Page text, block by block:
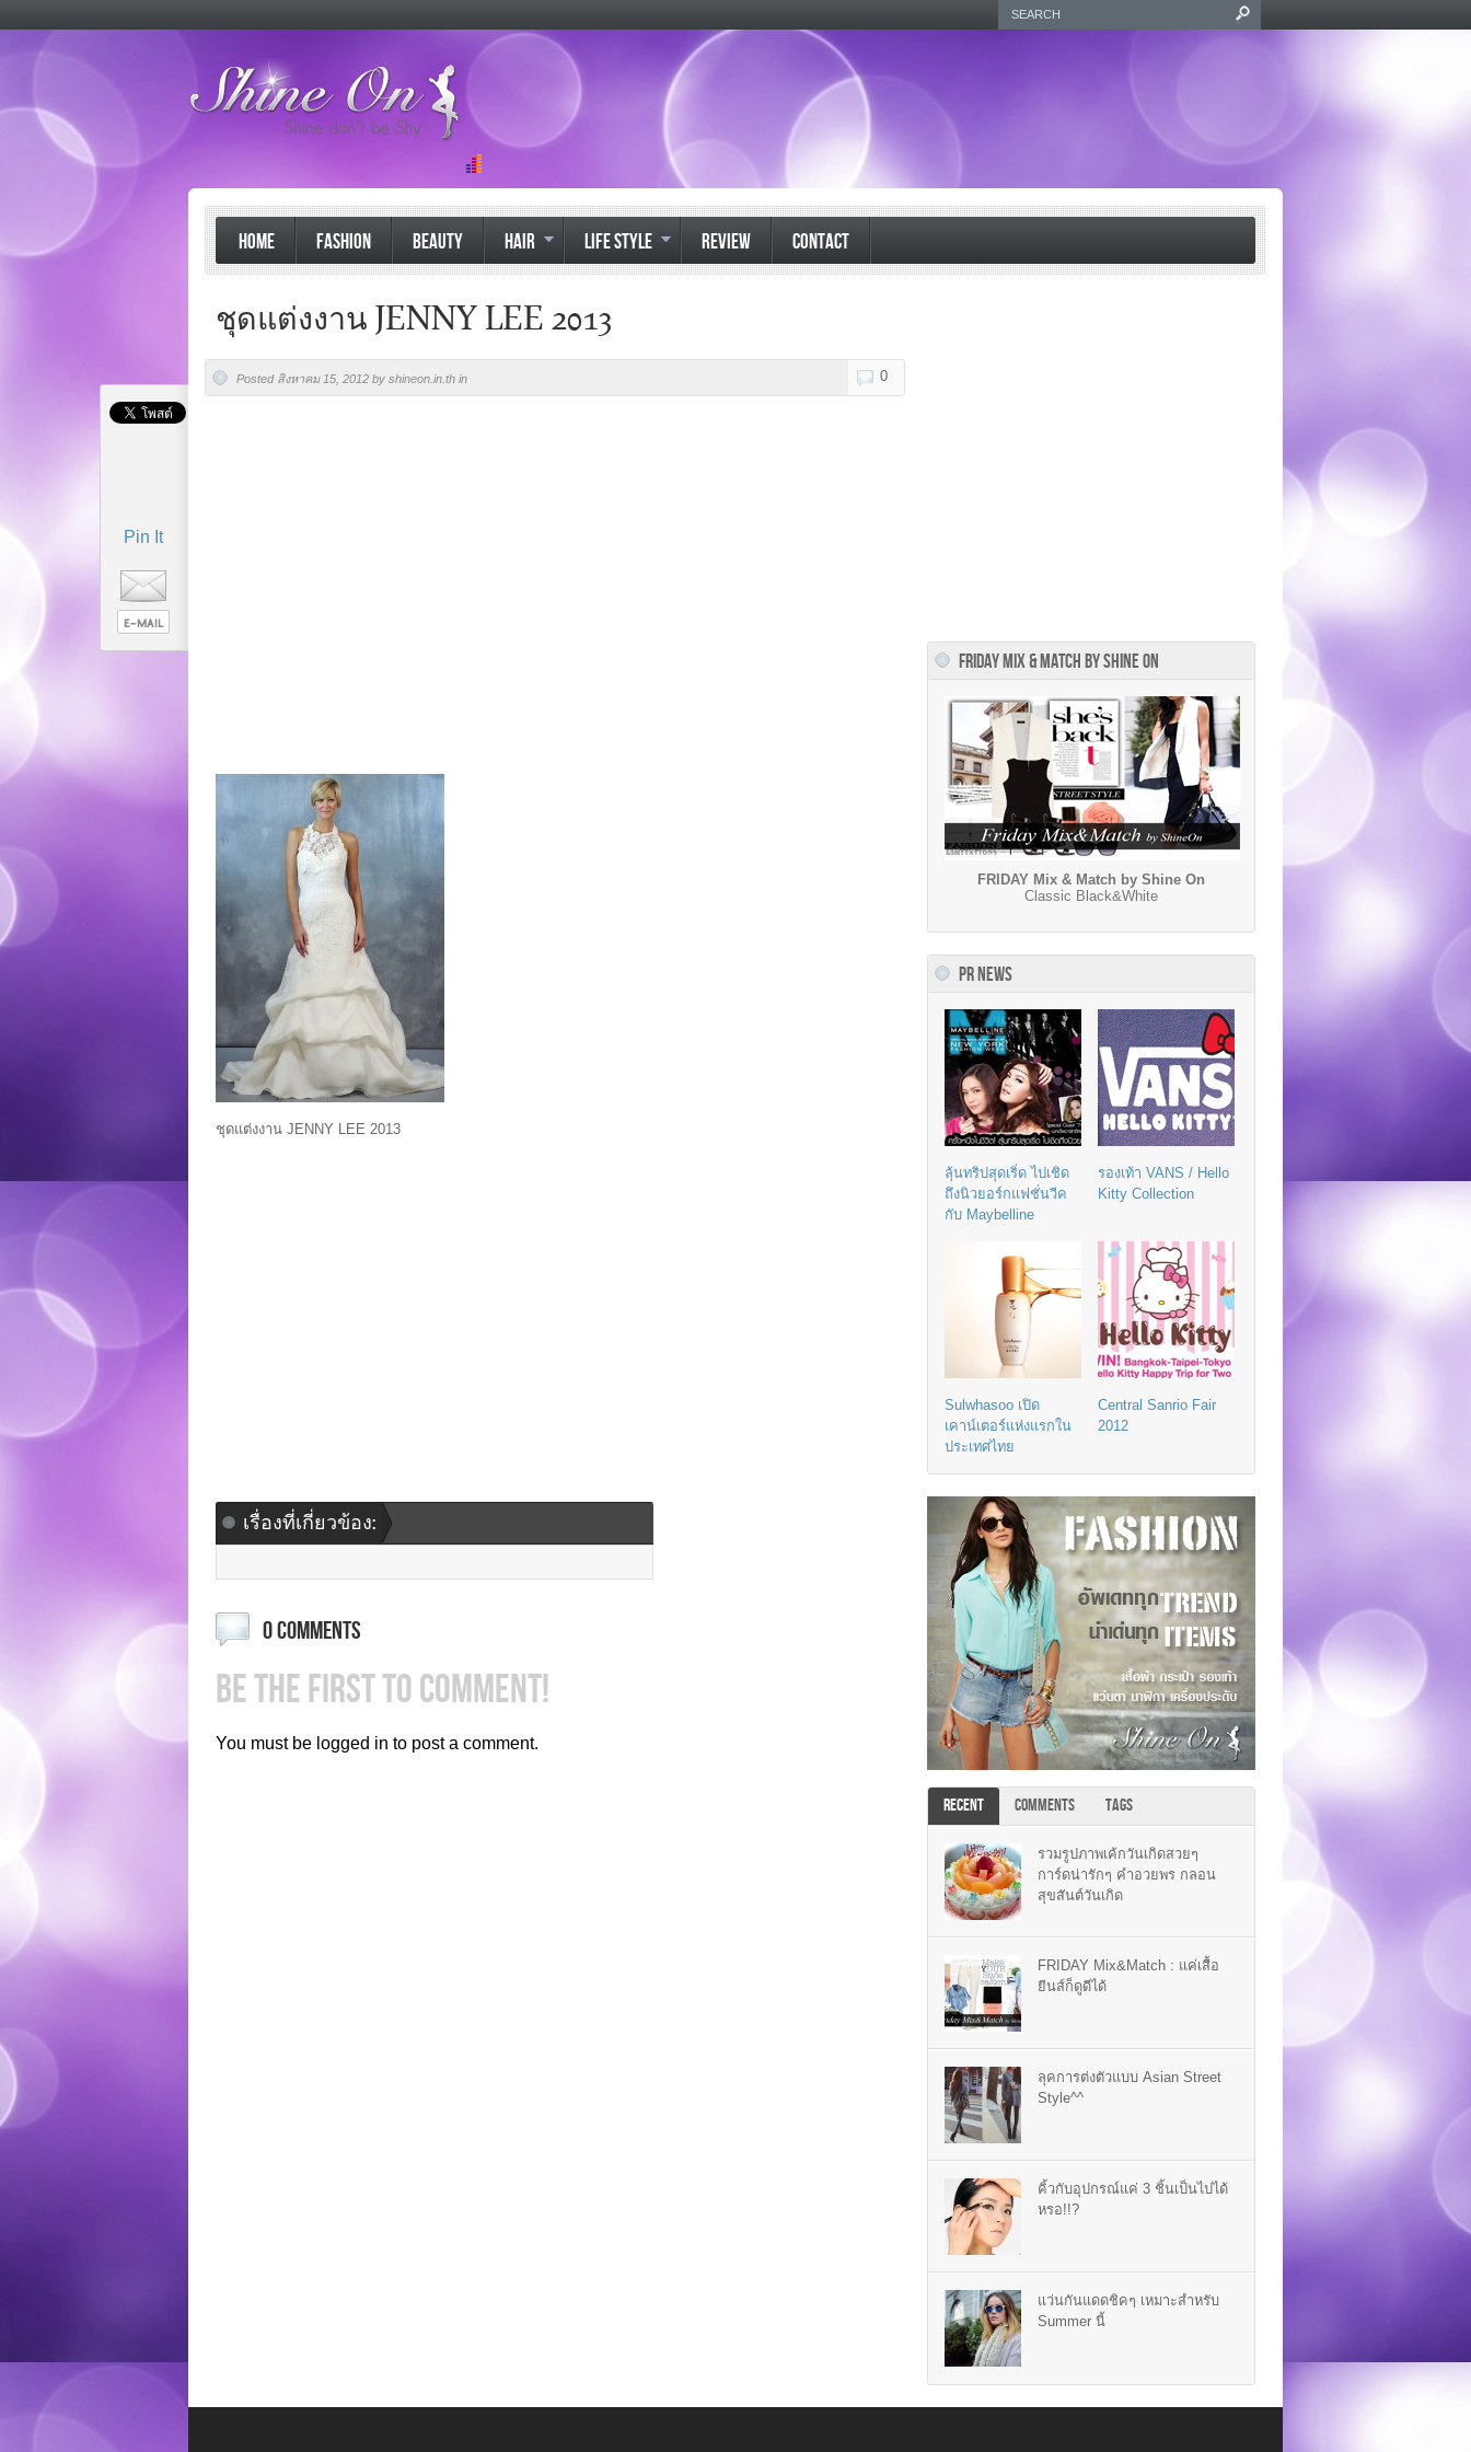
HOME FASHION BEAUTY HAIR LIFE STYLE REVIEW CONTACT
Pin It
ชุดแต่งงาน JENNY LEE 2013
0
Posted สิงหาคม 15, 2012 by shineon.in.th in
ชุดแต่งงาน JENNY LEE 2013
เรื่องที่เกี่ยวข้อง:
0 COMMENTS
BE THE FIRST TO COMMENT!
You must be logged in to post a comment.
FRIDAY MIX & MATCH BY SHINE ON
FRIDAY Mix & Match by Shine On
Classic Black&White
PR NEWS
ลุ้นทริปสุดเริ่ด ไปเชิด
ถึงนิวยอร์กแฟชั่นวีค
กับ Maybelline
รองเท้า VANS / Hello
Kitty Collection
Sulwhasoo เปิด
เคาน์เตอร์แห่งแรกใน
ประเทศไทย
Central Sanrio Fair
2012
RECENT COMMENTS TAGS
รวมรูปภาพเค้กวันเกิดสวยๆ
การ์ดน่ารักๆ คำอวยพร กลอน
สุขสันต์วันเกิด
FRIDAY Mix&Match : แค่เสื้อ
ยีนส์ก็ดูดีได้
ลุคการต่งตัวแบบ Asian Street
Style^^
คิ้วกับอุปกรณ์แค่ 3 ชิ้นเป็นไปได้
หรอ!!?
แว่นกันแดดชิคๆ เหมาะสำหรับ
Summer นี้